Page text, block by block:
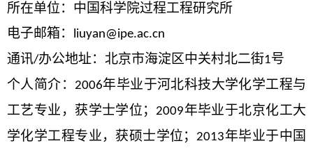
所在单位：中国科学院过程工程研究所
电子邮箱：
liuyan@ipe.ac.cn
通讯/办公地址：北京市海淀区中关村北二街1号
个人简介： 2006年毕业于河北科技大学化学工程与
工艺专业，获学士学位； 2009年毕业于北京化工大
学化学工程专业，获硕士学位； 2013年毕业于中国